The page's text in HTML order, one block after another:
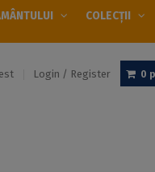
COLECȚII
Login / Register 0